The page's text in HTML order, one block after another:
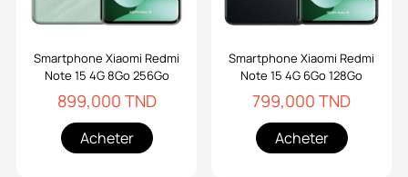
Smartphone Xiaomi Redmi
Note 15 4G 8Go 256Go
899,000 TND
Acheter
Smartphone Xiaomi Redmi
Note 15 4G 6Go 128Go
799,000 TND
Acheter